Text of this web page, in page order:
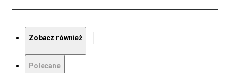
Zobacz również
Polecane